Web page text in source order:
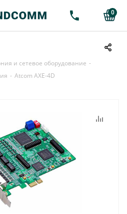
0
и сетевое оборудование -
- Atcom AXE-4D